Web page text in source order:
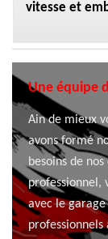
vitesse et
Une équipe
Ain de mieux
avons formé
besoins de
professionnel,
avec le garage
professionnels